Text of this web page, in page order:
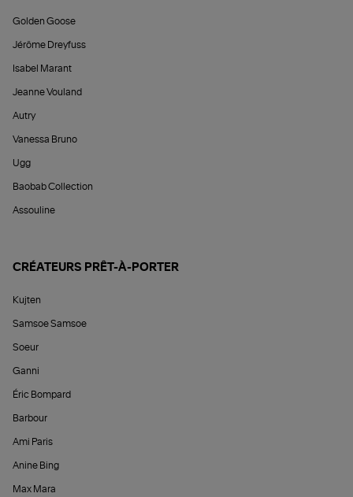
Golden Goose
Jérôme Dreyfuss
Isabel Marant
Jeanne Vouland
Autry
Vanessa Bruno
Ugg
Baobab Collection
Assouline
CRÉATEURS PRÊT-À-PORTER
Kujten
Samsoe Samsoe
Soeur
Ganni
Éric Bompard
Barbour
Ami Paris
Anine Bing
Max Mara